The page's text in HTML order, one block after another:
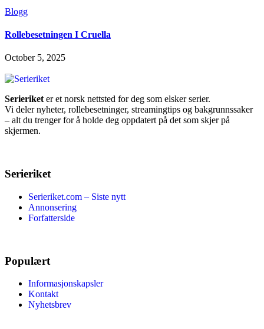
Blogg
Rollebesetningen I Cruella
October 5, 2025
Serieriketer et norsk nettsted for deg som elsker serier.
Vi deler nyheter, rollebesetninger, streamingtips og bakgrunnssaker
– alt du trenger for å holde deg oppdatert på det som skjer på
skjermen.
Serieriket
Serieriket.com – Siste nytt
Annonsering
Forfatterside
Populært
Informasjonskapsler
Kontakt
Nyhetsbrev